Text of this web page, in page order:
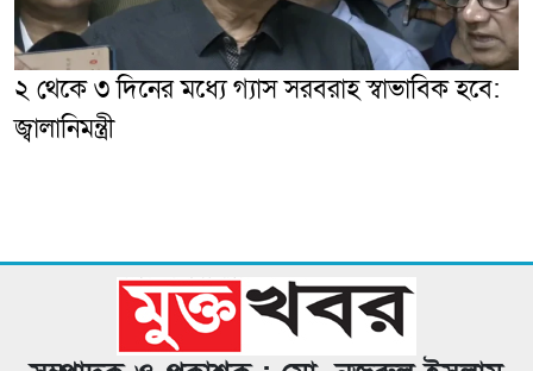
২ থেকে ৩ দিনের মধ্যে গ্যাস সরবরাহ স্বাভাবিক হবে:
জ্বালানিমন্ত্রী